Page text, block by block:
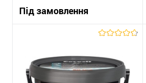
Під замовлення
Купити в 1 клік
До